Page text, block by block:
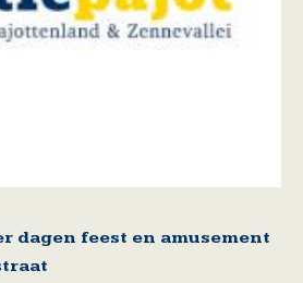
dagen feest en amusement